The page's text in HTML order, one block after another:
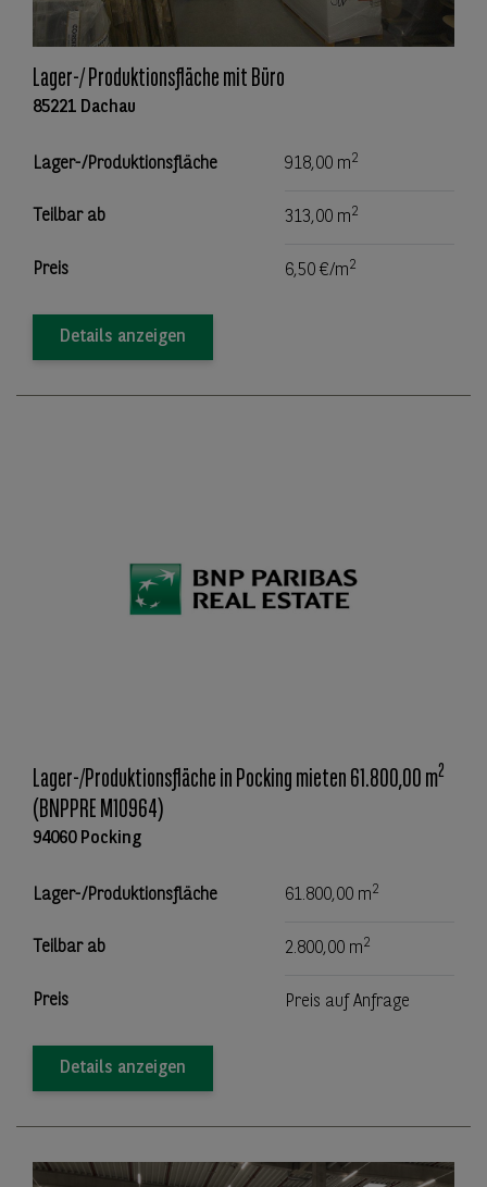
Lager-/ Produktionsfläche mit Büro
85221 Dachau
Lager-/Produktionsfläche 918,00 m2
Teilbar ab 313,00 m2
Preis 6,50 €/m2
Details anzeigen
Lager-/Produktionsfläche in Pocking mieten 61.800,00 m2
(BNPPRE M10964)
94060 Pocking
Lager-/Produktionsfläche 61.800,00 m2
Teilbar ab 2.800,00 m2
Preis Preis auf Anfrage
Details anzeigen